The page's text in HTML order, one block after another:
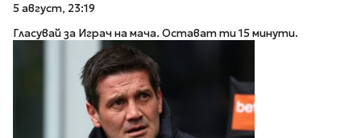
5 август, 23:19
Гласувай за Играч на мача. Остават ти 15 минути.